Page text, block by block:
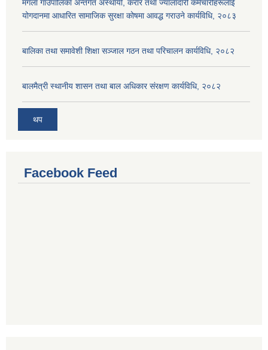
मंगला गाउँपालिका अन्तर्गत अस्थायी, करार तथा ज्यालादारी कर्मचारीहरूलाई
योगदानमा आधारित सामाजिक सुरक्षा कोषमा आवद्ध गराउने कार्यविधि, २०८३
बालिका तथा समावेशी शिक्षा सञ्जाल गठन तथा परिचालन कार्यविधि, २०८२
बालमैत्री स्थानीय शासन तथा बाल अधिकार संरक्षण कार्यविधि, २०८२
थप
Facebook Feed